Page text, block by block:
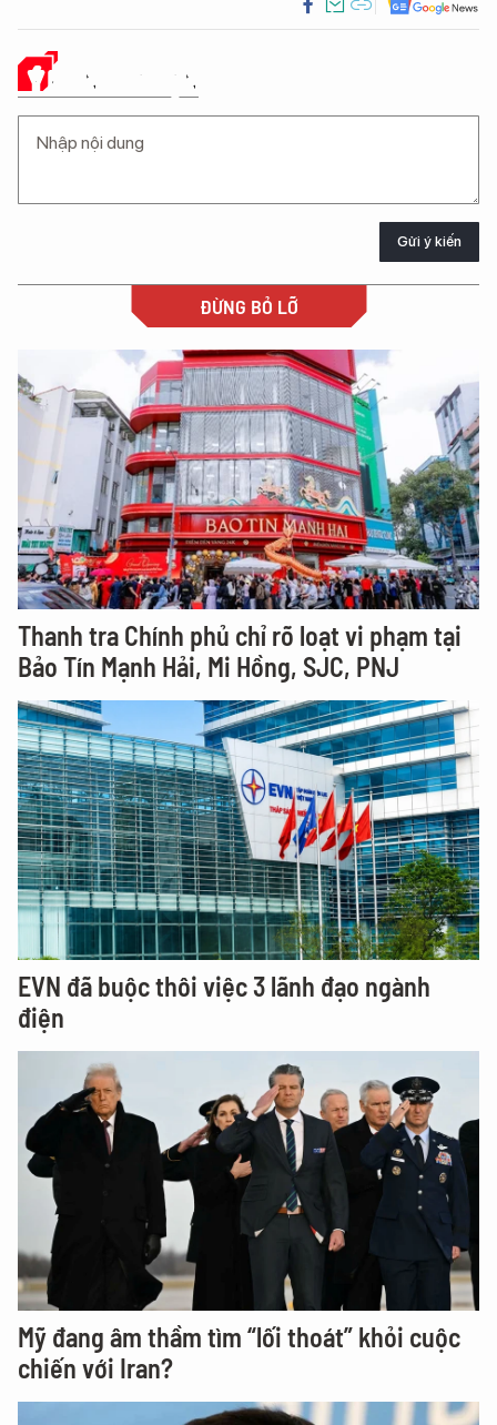
Ý KIẾN CỦA BẠN
Gửi ý kiến
ĐỪNG BỎ LỠ
Thanh tra Chính phủ chỉ rõ loạt vi phạm tại
Bảo Tín Mạnh Hải, Mi Hồng, SJC, PNJ
EVN đã buộc thôi việc 3 lãnh đạo ngành
điện
Mỹ đang âm thầm tìm “lối thoát” khỏi cuộc
chiến với Iran?